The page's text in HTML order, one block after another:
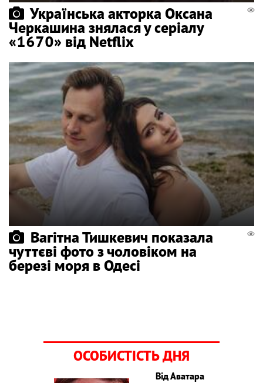
Українська акторка Оксана
Черкашина знялася у серіалу
«1670» від Netflix
Вагітна Тишкевич показала
чуттєві фото з чоловіком на
березі моря в Одесі
ОСОБИСТІСТЬ ДНЯ
Від Аватара